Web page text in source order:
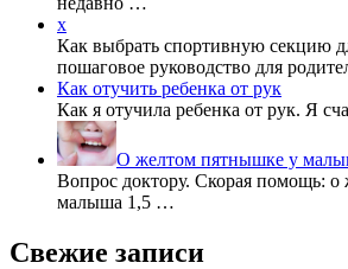
x
Как выбрать спортивную секцию
пошаговое руководство для
Как отучить ребенка от рук
Как я отучила ребенка от рук. Я
О желтом пятнышке у
Вопрос доктору. Скорая помощь:
малыша 1,5 …
Свежие записи